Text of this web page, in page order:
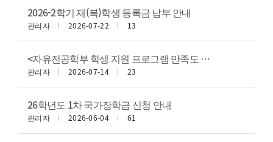
2026-2학기 재(복)학생 등록금 납부 안내
관리자 2026-07-22 13
<자유전공학부 학생 지원 프로그램 만족도 및 요구 조사>
관리자 2026-07-14 23
26학년도 1차 국가장학금 신청 안내
관리자 2026-06-04 61